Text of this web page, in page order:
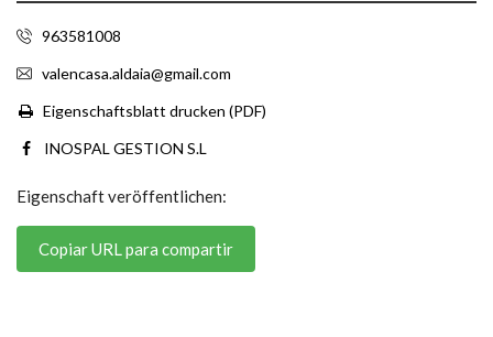
963581008
valencasa.aldaia@gmail.com
Eigenschaftsblatt drucken (PDF)
INOSPAL GESTION S.L
Eigenschaft veröffentlichen:
Copiar URL para compartir